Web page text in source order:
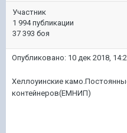
Участник
1 994 публикации
37 393 боя
Опубликовано: 10 дек 2018,
Хеллоуинские
контейнеров(ЕМНИП)